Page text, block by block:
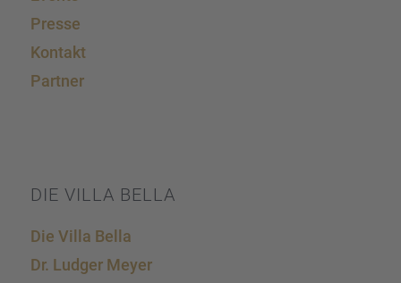
Presse
Kontakt
Partner
DIE VILLA BELLA
Die Villa Bella
Dr. Ludger Meyer